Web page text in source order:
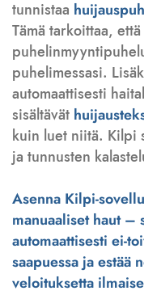
tunnistaa
Tämä tarkoittaa,
puhelimessasi.
automaattisesti
sisältävät
kuin luet niitä. Kilpi
ja tunnusten
Asenna Kilpi-
manuaaliset haut –
automaattisesti ei-
saapuessa ja estää
veloituksetta